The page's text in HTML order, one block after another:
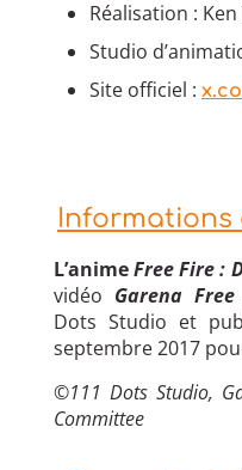
Réalisation :
Studio
Site officiel :
Informations
L’animeFree Fire :
vidéo Garena
Dots Studio et
septembre 2017
©111 Dots Studio,
Committee